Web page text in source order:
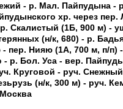
- р. Мал. Пайпудына -
хр. через
Скалистый (1Б, 900 м) -
(н/к, 680) - р.
пер. Нияю (1А, 700 м, п/п)
р. Бол. Уса - вер.
Круговой - руч.
(н/к, 300 м) - руч.